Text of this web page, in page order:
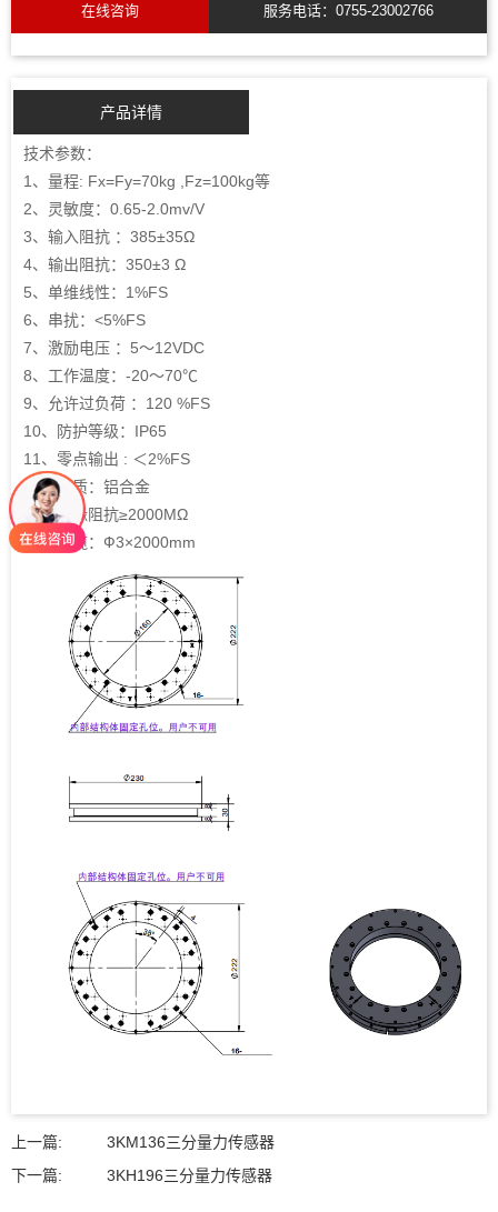
在线咨询 服务电话：0755-23002766
产品详情
技术参数：
1、量程: Fx=Fy=70kg ,Fz=100kg等
2、灵敏度：0.65-2.0mv/V
3、输入阻抗 ：385±35Ω
4、输出阻抗：350±3 Ω
5、单维线性：1%FS
6、串扰：<5%FS
7、激励电压 ：5～12VDC
8、工作温度：-20～70℃
9、允许过负荷 ：120 %FS
10、防护等级：IP65
11、零点输出 : ＜2%FS
12、材质：铝合金
13、绝缘阻抗≥2000MΩ
14、线缆：Ф3×2000mm
上一篇:
3KM136三分量力传感器
下一篇:
3KH196三分量力传感器